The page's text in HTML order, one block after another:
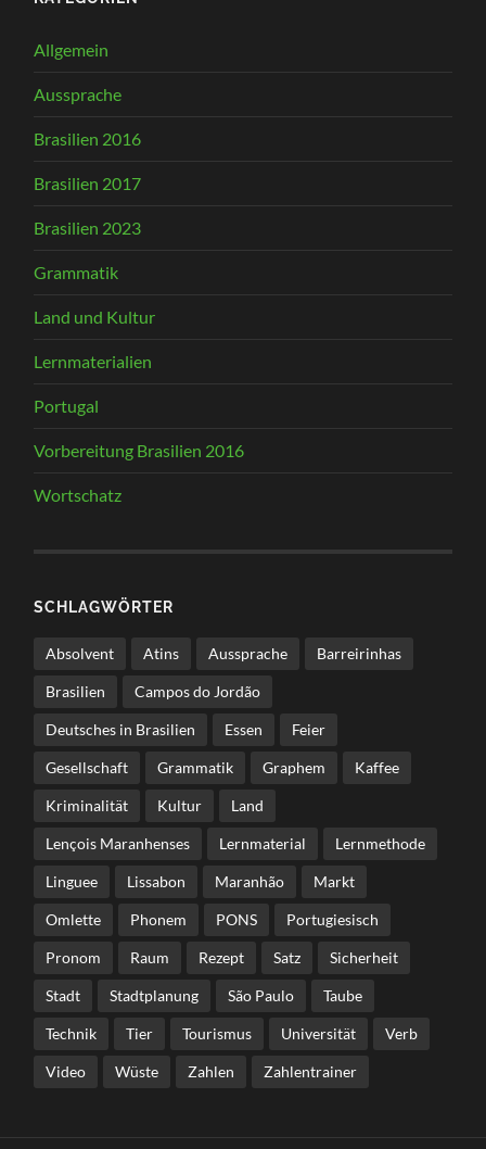
Allgemein
Aussprache
Brasilien 2016
Brasilien 2017
Brasilien 2023
Grammatik
Land und Kultur
Lernmaterialien
Portugal
Vorbereitung Brasilien 2016
Wortschatz
SCHLAGWÖRTER
Absolvent Atins Aussprache Barreirinhas
Brasilien Campos do Jordão
Deutsches in Brasilien Essen Feier
Gesellschaft Grammatik Graphem Kaffee
Kriminalität Kultur Land
Lençois Maranhenses Lernmaterial Lernmethode
Linguee Lissabon Maranhão Markt
Omlette Phonem PONS Portugiesisch
Pronom Raum Rezept Satz Sicherheit
Stadt Stadtplanung São Paulo Taube
Technik Tier Tourismus Universität Verb
Video Wüste Zahlen Zahlentrainer